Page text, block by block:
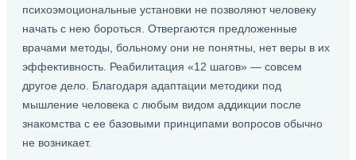
психоэмоциональные установки не позволяют человеку
начать с нею бороться. Отвергаются предложенные
врачами методы, больному они не понятны, нет веры в их
эффективность. Реабилитация «12 шагов» — совсем
другое дело. Благодаря адаптации методики под
мышление человека с любым видом аддикции после
знакомства с ее базовыми принципами вопросов обычно
не возникает.